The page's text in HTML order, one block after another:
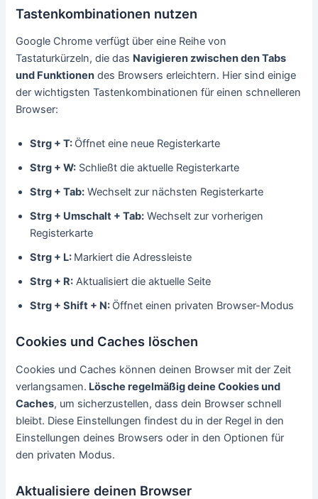
Tastenkombinationen nutzen
Google Chrome verfügt über eine Reihe von
Tastaturkürzeln, die das Navigieren zwischen den Tabs
und Funktionen des Browsers erleichtern. Hier sind einige
der wichtigsten Tastenkombinationen für einen schnelleren
Browser:
Strg + T: Öffnet eine neue Registerkarte
Strg + W: Schließt die aktuelle Registerkarte
Strg + Tab: Wechselt zur nächsten Registerkarte
Strg + Umschalt + Tab: Wechselt zur vorherigen
Registerkarte
Strg + L: Markiert die Adressleiste
Strg + R: Aktualisiert die aktuelle Seite
Strg + Shift + N: Öffnet einen privaten Browser-Modus
Cookies und Caches löschen
Cookies und Caches können deinen Browser mit der Zeit
verlangsamen. Lösche regelmäßig deine Cookies und
Caches, um sicherzustellen, dass dein Browser schnell
bleibt. Diese Einstellungen findest du in der Regel in den
Einstellungen deines Browsers oder in den Optionen für
den privaten Modus.
Aktualisiere deinen Browser